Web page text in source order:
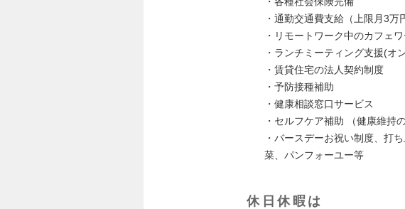
・通勤交通費支給（上限月3万
・リモートワーク中のカフェ
・ランチミーティング支援(オ
・賃貸住宅の法人契約制度
・予防接種補助
・健康相談窓口サービス
・セルフケア補助 （健康維持
・バースデーお祝い制度、打
菜、パンフォーユー等
休日休暇は